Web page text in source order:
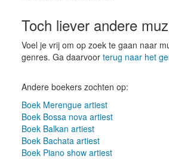
Toch liever andere
Voel je vrij om op zoek te gaan naar
genres. Ga daarvoor terug naar het
Andere boekers zochten op:
Boek Merengue artiest
Boek Bossa nova artiest
Boek Balkan artiest
Boek Bachata artiest
Boek Piano show artiest